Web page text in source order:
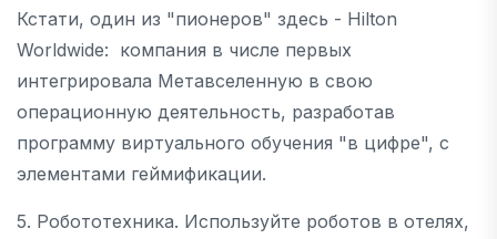
Кстати, один из "пионеров" здесь - Hilton
Worldwide: компания в числе первых
интегрировала Метавселенную в свою
операционную деятельность, разработав
программу виртуального обучения "в цифре", с
элементами геймификации.
5. Робототехника. Используйте роботов в отелях,